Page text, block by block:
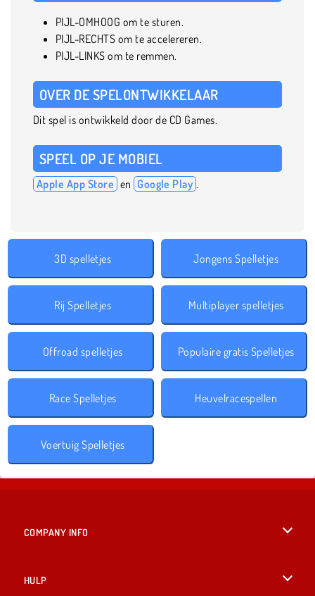
PIJL-OMHOOG om te sturen.
PIJL-RECHTS om te accelereren.
PIJL-LINKS om te remmen.
OVER DE SPELONTWIKKELAAR
Dit spel is ontwikkeld door de CD Games.
SPEEL OP JE MOBIEL
Apple App Store en Google Play .
3D spelletjes Jongens Spelletjes
Rij Spelletjes Multiplayer spelletjes
Offroad spelletjes Populaire gratis Spelletjes
Race Spelletjes Heuvelracespellen
Voertuig Spelletjes
COMPANY INFO
HULP